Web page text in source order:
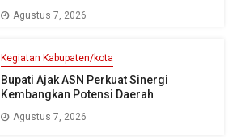
Agustus 7, 2026
Kegiatan Kabupaten/kota
Bupati Ajak ASN Perkuat Sinergi
Kembangkan Potensi Daerah
Agustus 7, 2026